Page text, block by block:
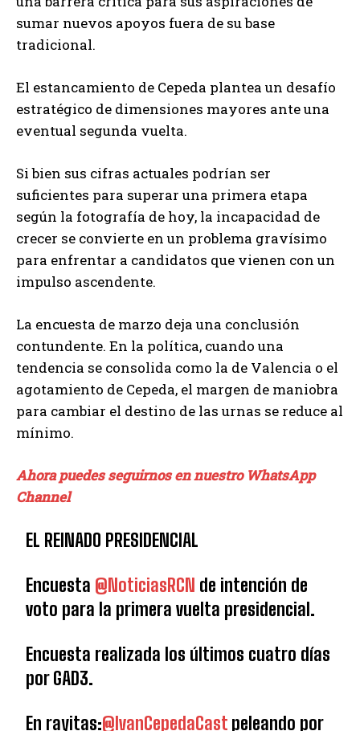
sumar nuevos apoyos fuera de su base
tradicional.
El estancamiento de Cepeda plantea un desafío
estratégico de dimensiones mayores ante una
eventual segunda vuelta.
Si bien sus cifras actuales podrían ser
suficientes para superar una primera etapa
según la fotografía de hoy, la incapacidad de
crecer se convierte en un problema gravísimo
para enfrentar a candidatos que vienen con un
impulso ascendente.
La encuesta de marzo deja una conclusión
contundente. En la política, cuando una
tendencia se consolida como la de Valencia o el
agotamiento de Cepeda, el margen de maniobra
para cambiar el destino de las urnas se reduce al
mínimo.
Ahora puedes seguirnos en nuestro WhatsApp
Channel
EL REINADO PRESIDENCIAL
Encuesta @NoticiasRCN de intención de
voto para la primera vuelta presidencial.
Encuesta realizada los últimos cuatro días
por GAD3.
En rayitas:@IvanCepedaCast peleando por